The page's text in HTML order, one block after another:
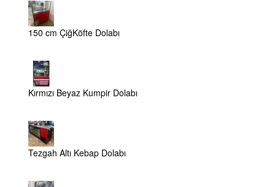
150 cm ÇiğKöfte Dolabı
Kırmızı Beyaz Kumpir Dolabı
Tezgah Altı Kebap Dolabı